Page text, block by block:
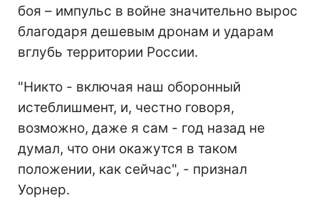
боя – импульс в войне значительно вырос
благодаря дешевым дронам и ударам
вглубь территории России.
"Никто - включая наш оборонный
истеблишмент, и, честно говоря,
возможно, даже я сам - год назад не
думал, что они окажутся в таком
положении, как сейчас", - признал
Уорнер.